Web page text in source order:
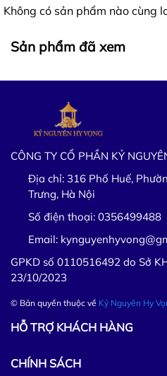
BẢO QUẢN LỤA VÀ
Không có sản phẩm nào cùng
Sản phẩm đã xem
CÔNG TY CỔ PHẦN KỶ
Địa chỉ: 316 Phố Huế,
Trưng, Hà Nội
Số điện thoại: 0356499488
Email:
GPKD số 0110516492 do Sở
23/10/2023
© Bản quyền thuộc về Kỷ Nguyên Hy
HỖ TRỢ KHÁCH HÀNG
CHÍNH SÁCH